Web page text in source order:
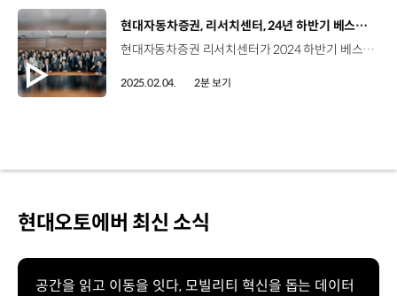
[동영상]
현대자동차증권, 리서치센터, 24년 하반기 베스트 증권사 TOP10 진입
현대자동차증권 리서치센터가 2024 하반기 베스트 증권사 TOP10에 진입하며 중소형 증권사 중 가장 높은 순위를 기록했습니다. 먼저, ‘매경이코노미’의 ‘2024 베스트 증권사∙애널리스트’에서는 현대자동차증권 리서치센터가 종합순위 8위를 차지했으며, 장문수 연구원이 자동차 부문에서 첫 베스트 애널리스트에 선정됐습니다. 특히 장문수 연구원은 지난 8년간 타 증권사가 독식하던 자동차 부문에서 베스트 애널리스트로 선정돼 이목을 끌었는데요. 자산배분 부문에서는 2년 연속 김중원 연구원이 베스트 애널리스트로 선정되며 베테랑 애널리스트의 저력을 보여줬습니다. 또한, ‘한경비즈니스’의 ‘2024 하반기 베스트 증권사∙애널리스트’에서는 현대자동차증권 리서치센터가 처음으로 9위를 차지하며 ‘골든불상’을 수상했고, 글로벌 자산배분 부문에서 베스트 애널리스트에 오른 김중원 연구원을 비롯해 총 5명의 애널리스트가 각 섹터별 TOP10에 선정됐습니다.
2025.02.04. 2분 보기
현대오토에버 최신 소식
공간을 읽고 이동을 잇다, 모빌리티 혁신을 돕는 데이터